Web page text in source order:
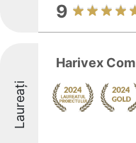
9
Laureați
Harivex Com